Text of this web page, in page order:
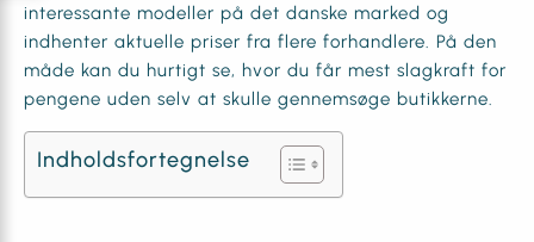
interessante modeller på det danske marked og
indhenter aktuelle priser fra flere forhandlere. På den
måde kan du hurtigt se, hvor du får mest slagkraft for
pengene uden selv at skulle gennemsøge butikkerne.
Indholdsfortegnelse